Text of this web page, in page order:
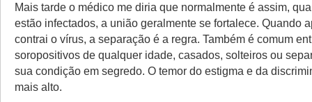
Mais tarde o médico me diria que normalmente é assim,
estão infectados, a união geralmente se fortalece. Quando
contrai o vírus, a separação é a regra. Também é comum
soropositivos de qualquer idade, casados, solteiros ou
sua condição em segredo. O temor do estigma e da
mais alto.